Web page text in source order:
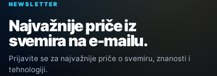
NEWSLETTER
Najvažnije priče iz
svemira na e-mailu.
Prijavite se za najvažnije priče o svemiru, znanosti i
tehnologiji.